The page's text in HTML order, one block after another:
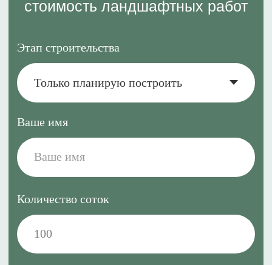
Офис
26к2, помещение 115-Н
ближайшее метро
Черная речка
Телефон
+7 999 181 7786
Заказать звонок
Почта
info@landshaftgeo.ru
Написать в Telegram
Условия пользования сайтом
Политика конфиденциальности